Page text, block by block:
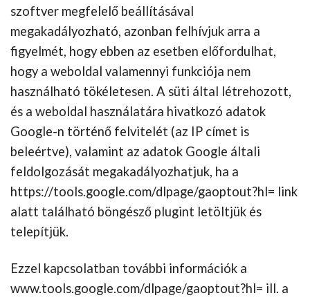
szoftver megfelelő beállításával
megakadályozható, azonban felhívjuk arra a
figyelmét, hogy ebben az esetben előfordulhat,
hogy a weboldal valamennyi funkciója nem
használható tökéletesen. A süti által létrehozott,
és a weboldal használatára hivatkozó adatok
Google-n történő felvitelét (az IP címet is
beleértve), valamint az adatok Google általi
feldolgozását megakadályozhatjuk, ha a
https://tools.google.com/dlpage/gaoptout?hl= link
alatt található böngésző plugint letöltjük és
telepítjük.
Ezzel kapcsolatban további információk a
www.tools.google.com/dlpage/gaoptout?hl= ill. a